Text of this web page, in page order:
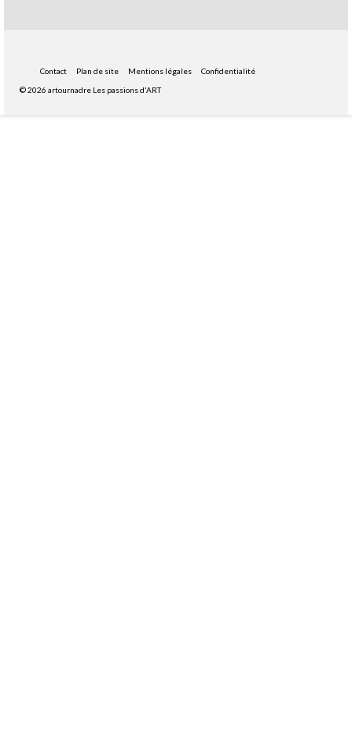
Contact Plan de site Mentions légales
Confidentialité
© 2026 artournadre Les passions d'ART